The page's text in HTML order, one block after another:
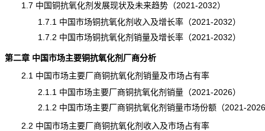
1.7 中国铜抗氧化剂发展现状及未来趋势（2021-2032）
1.7.1 中国市场铜抗氧化剂收入及增长率（2021-2032）
1.7.2 中国市场铜抗氧化剂销量及增长率（2021-2032）
第二章 中国市场主要铜抗氧化剂厂商分析
2.1 中国市场主要厂商铜抗氧化剂销量及市场占有率
2.1.1 中国市场主要厂商铜抗氧化剂销量（2021-2026）
2.1.2 中国市场主要厂商铜抗氧化剂销量市场份额（2021-
2.2 中国市场主要厂商铜抗氧化剂收入及市场占有率